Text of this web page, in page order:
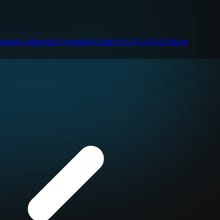
Цифровой дизайнUsability & UX/UIНаши